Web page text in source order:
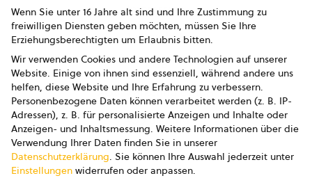
Impressum
Datenschutz
AGB
AGB Marketing GmbH
AGB Bildung
Newsletter
Wenn Sie unter 16 Jahre alt sind und Ihre Zustimmung zu
freiwilligen Diensten geben möchten, müssen Sie Ihre
Erziehungsberechtigten um Erlaubnis bitten.
Wir verwenden Cookies und andere Technologien auf unserer
Website. Einige von ihnen sind essenziell, während andere uns
helfen, diese Website und Ihre Erfahrung zu verbessern.
Personenbezogene Daten können verarbeitet werden (z. B. IP-
Adressen), z. B. für personalisierte Anzeigen und Inhalte oder
Anzeigen- und Inhaltsmessung. Weitere Informationen über die
Verwendung Ihrer Daten finden Sie in unserer
Datenschutzerklärung. Sie können Ihre Auswahl jederzeit unter
Einstellungen widerrufen oder anpassen.